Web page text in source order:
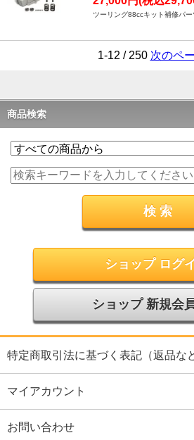
ツーリング88ccキット補修パー
1-12 / 250 次のペ
商品検索
ショップ ログ
ショップ 新規会
特定商取引法に基づく表記（返品な
マイアカウント
お問い合わせ